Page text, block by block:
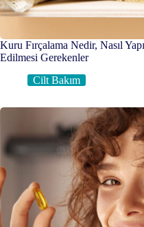
Kuru Fırçalama Nedir, Nasıl
Edilmesi Gerekenler
Cilt Bakım